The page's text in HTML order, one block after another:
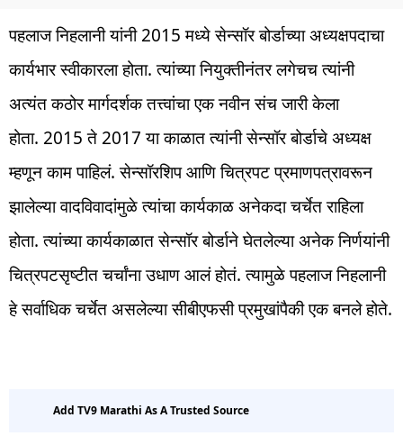
पहलाज निहलानी यांनी 2015 मध्ये सेन्सॉर बोर्डाच्या अध्यक्षपदाचा
कार्यभार स्वीकारला होता. त्यांच्या नियुक्तीनंतर लगेचच त्यांनी
अत्यंत कठोर मार्गदर्शक तत्त्वांचा एक नवीन संच जारी केला
होता. 2015 ते 2017 या काळात त्यांनी सेन्सॉर बोर्डाचे अध्यक्ष
म्हणून काम पाहिलं. सेन्सॉरशिप आणि चित्रपट प्रमाणपत्रावरून
झालेल्या वादविवादांमुळे त्यांचा कार्यकाळ अनेकदा चर्चेत राहिला
होता. त्यांच्या कार्यकाळात सेन्सॉर बोर्डाने घेतलेल्या अनेक निर्णयांनी
चित्रपटसृष्टीत चर्चांना उधाण आलं होतं. त्यामुळे पहलाज निहलानी
हे सर्वाधिक चर्चेत असलेल्या सीबीएफसी प्रमुखांपैकी एक बनले होते.
Add TV9 Marathi As A Trusted Source